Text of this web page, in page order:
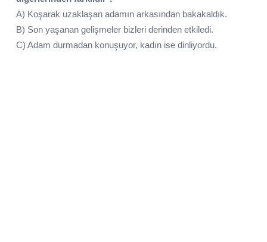
A) Koşarak uzaklaşan adamın arkasından bakakaldık.
B) Son yaşanan gelişmeler bizleri derinden etkiledi.
C) Adam durmadan konuşuyor, kadın ise dinliyordu.